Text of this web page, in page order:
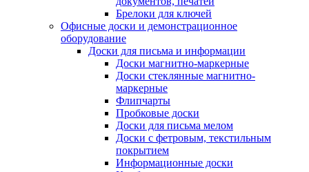
Брелоки для ключей
Офисные доски и демонстрационное
оборудование
Доски для письма и информации
Доски магнитно-маркерные
Доски стеклянные магнитно-
маркерные
Флипчарты
Пробковые доски
Доски для письма мелом
Доски с фетровым, текстильным
покрытием
Информационные доски